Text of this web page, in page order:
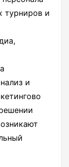
турниров и
и